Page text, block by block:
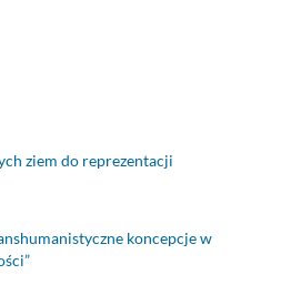
ziem do reprezentacji
koncepcje w